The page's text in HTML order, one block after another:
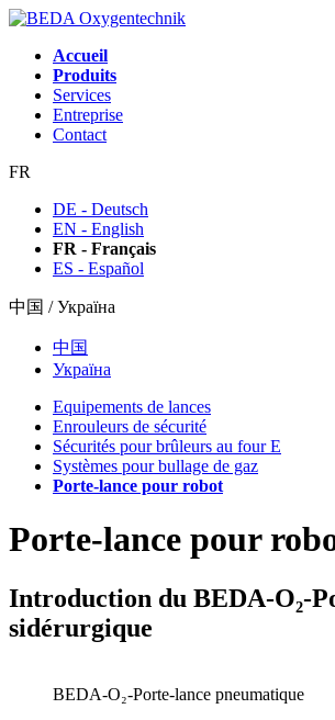
Accueil
Produits
Services
Entreprise
Contact
FR
DE - Deutsch
EN - English
FR - Français
ES - Español
中国 / Україна
中国
Україна
Equipements de lances
Enrouleurs de sécurité
Sécurités pour brûleurs au four E
Systèmes pour bullage de gaz
Porte-lance pour robot
Porte-lance pour
Introduction du BEDA-O₂-
sidérurgique
BEDA-O₂-Porte-lance pneumatique